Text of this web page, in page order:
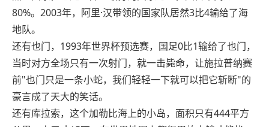
80%。2003年，阿里·汉带领的国家队居然3比4输给了海
地队。
还有也门，1993年世界杯预选赛，国足0比1输给了也门，
当时对方全场只有一次射门，就一击毙命，让施拉普纳赛
前"也门只是一条小蛇，我们轻轻一下就可以把它斩断"的
豪言成了天大的笑话。
还有库拉索，这个加勒比海上的小岛，面积只有444平方